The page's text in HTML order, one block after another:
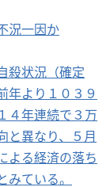
況一因か
殺状況（確定
年より１０３９
４年連続で３万
と異なり、５月
よる経済の落ち
ている。